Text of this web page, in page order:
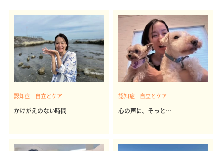
認知症 自立とケア
かけがえのない時間
認知症 自立とケア
心の声に、そっと…